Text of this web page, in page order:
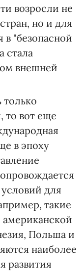
возросли не
но и для
"безопасной
стала
внешней
то вот еще
в эпоху
для
такие
Польша и
наиболее
развития